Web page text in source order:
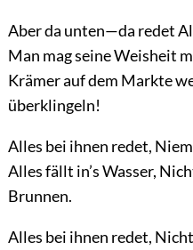
Aber da unten—da redet
Man mag seine Weisheit
Krämer auf dem Markte
überklingeln!
Alles bei ihnen redet,
Alles fällt in’s Wasser,
Brunnen.
Alles bei ihnen redet,